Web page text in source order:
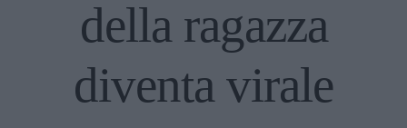
della ragazza
diventa virale